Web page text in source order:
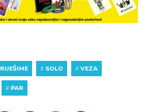
RIJEŠIME # SOLO #VEZA
# PAR